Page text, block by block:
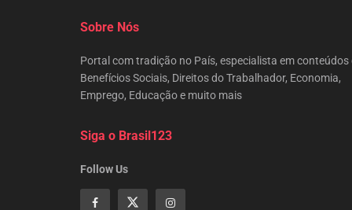
Sobre Nós
Portal com tradição no País, especialista em conteúdos
Benefícios Sociais, Direitos do Trabalhador, Economia,
Emprego, Educação e muito mais
Siga o Brasil123
Follow Us